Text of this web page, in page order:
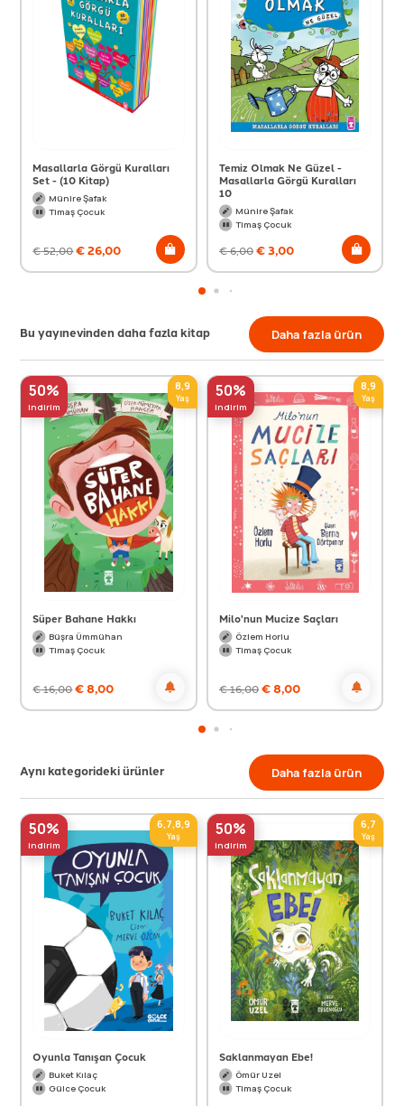
Masallarla Görgü Kuralları
Set - (10 Kitap)
Münire Şafak
Timaş Çocuk
€52,00€26,00
Temiz Olmak Ne Güzel -
Masallarla Görgü Kuralları
10
Münire Şafak
Timaş Çocuk
€6,00€3,00
Bu yayınevinden daha fazla kitap Daha fazla ürün
50%
indirim
8,9
Yaş
Süper Bahane Hakkı
Büşra Ümmühan
Timaş Çocuk
€16,00€8,00
50%
indirim
8,9
Yaş
Milo'nun Mucize Saçları
Özlem Horlu
Timaş Çocuk
€16,00€8,00
Aynı kategorideki ürünler Daha fazla ürün
50%
indirim
6,7,8,9
Yaş
Oyunla Tanışan Çocuk
Buket Kılaç
Gülce Çocuk
50%
indirim
6,7
Yaş
Saklanmayan Ebe!
Ömür Uzel
Timaş Çocuk